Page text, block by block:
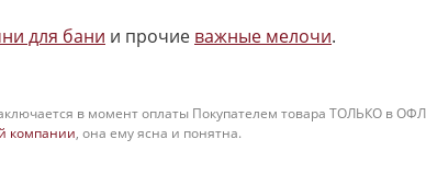
для бани и прочие важные мелочи.
в момент оплаты Покупателем товара ТОЛЬКО в
компании, она ему ясна и понятна.